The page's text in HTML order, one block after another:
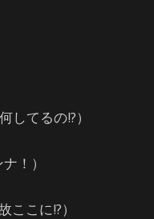
てるの!?）
！）
こに!?）